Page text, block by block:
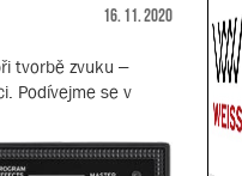
16. 11. 2020
tvorbě zvuku –
Podívejme se v